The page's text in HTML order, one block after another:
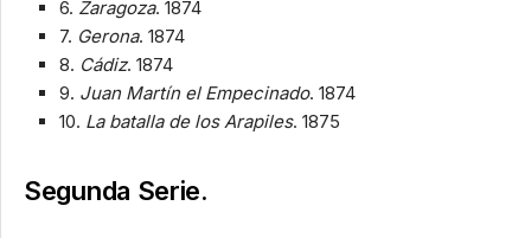
6. Zaragoza. 1874
7. Gerona. 1874
8. Cádiz. 1874
9. Juan Martín el Empecinado. 1874
10. La batalla de los Arapiles. 1875
Segunda Serie.